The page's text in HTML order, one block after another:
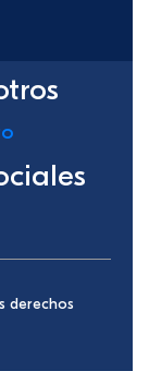
derechos